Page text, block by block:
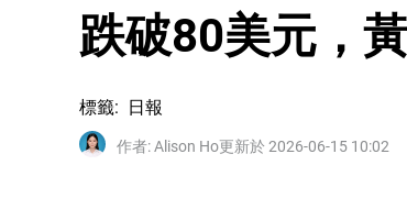
跌破80美元，
標籤: 日報
作者:Alison Ho更新於 2026-06-15 10:02